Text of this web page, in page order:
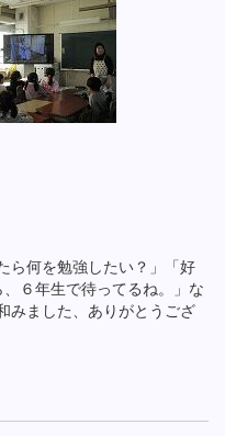
ら何を勉強したい？」「好
６年生で待ってるね。」な
みました、ありがとうござ